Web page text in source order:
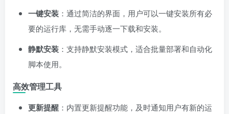
一键安装 ：通过简洁的界面，用户可以一键安装所有必
要的运行库，无需手动逐一下载和安装。
静默安装 ：支持静默安装模式，适合批量部署和自动化
脚本使用。
高效管理工具
更新提醒 ：内置更新提醒功能，及时通知用户有新的运